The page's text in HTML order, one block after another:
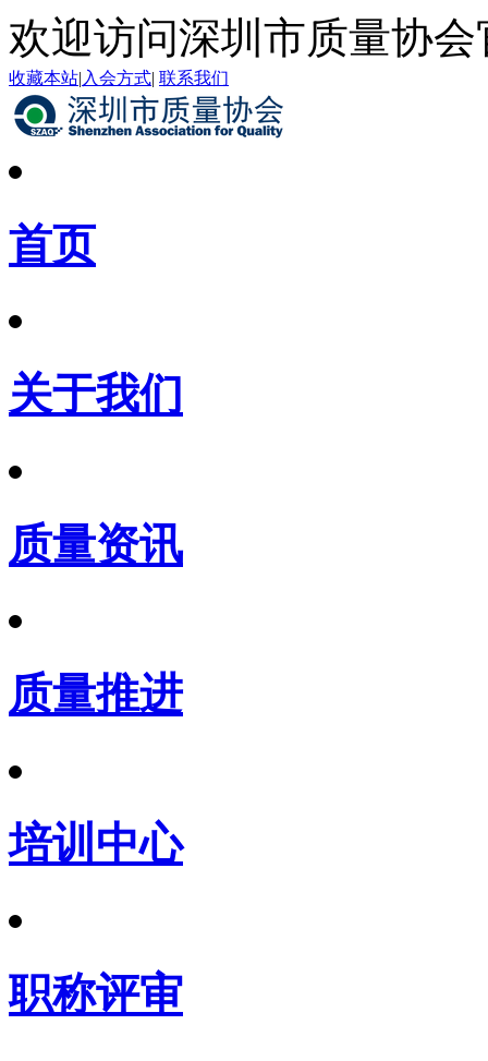
欢迎访问深圳市质量协会
收藏本站| 入会方式| 联系我们
首页
关于我们
质量资讯
质量推进
培训中心
职称评审